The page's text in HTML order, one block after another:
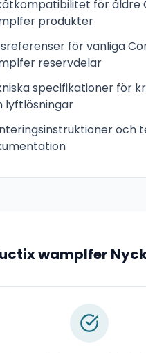
för äldre
produkter
för vanliga
reservdelar
specifikationer för
lyftlösningar
och
wamplfer